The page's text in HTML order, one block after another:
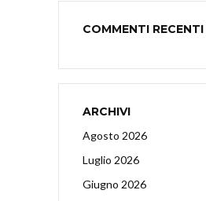
COMMENTI RECENTI
ARCHIVI
Agosto 2026
Luglio 2026
Giugno 2026